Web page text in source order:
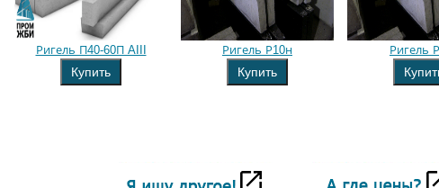
Ригель П40-60П AIII
Купить
Ригель Р10н
Купить
Ригель